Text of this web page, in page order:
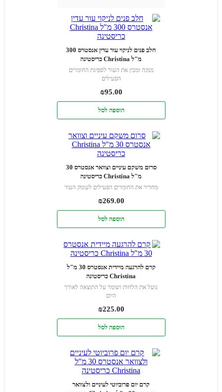
חלב פנים לניקוי עור עדין אנסטרס 300
מ"ל Christina כריסטינה
מנקה ומכין את העור לספיגת החומרים
הפעילים
₪95.00
הוספה לסל
סרום משקם עיניים וצוואר אנסטרס 30
מ"ל Christina כריסטינה
מחדיר את החומרים הפעילים לעומק העור
₪269.00
הוספה לסל
קרם להרגעה מיידית אנסטרס 30 מ"ל
Christina כריסטינה
נועל את הלחות ושומר על התוצאה לאורך
היום
₪225.00
הוספה לסל
קרם יום פרוביוטי לעיניים ולצוואר